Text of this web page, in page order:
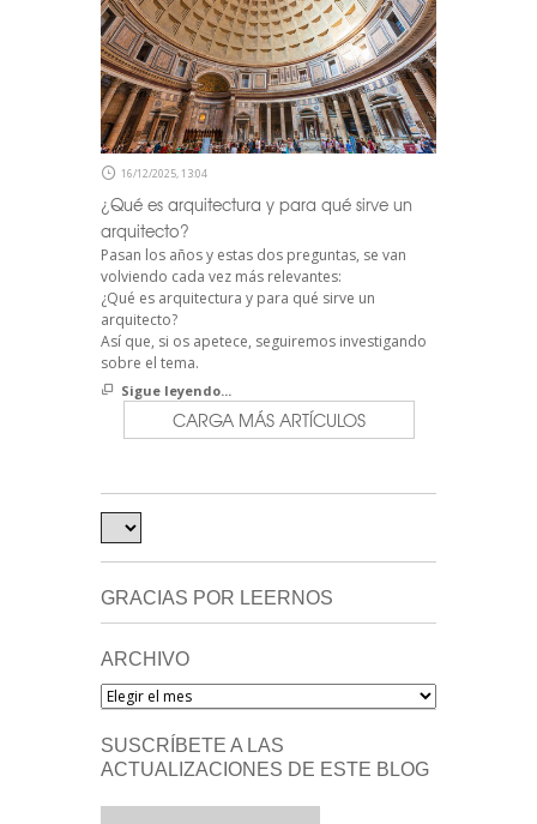
16/12/2025, 13:04
¿Qué es arquitectura y para qué sirve un
arquitecto?
Pasan los años y estas dos preguntas, se van
volviendo cada vez más relevantes:
¿Qué es arquitectura y para qué sirve un
arquitecto?
Así que, si os apetece, seguiremos investigando
sobre el tema.
Sigue leyendo...
CARGA MÁS ARTÍCULOS
GRACIAS POR LEERNOS
ARCHIVO
Archivo
SUSCRÍBETE A LAS
ACTUALIZACIONES DE ESTE BLOG